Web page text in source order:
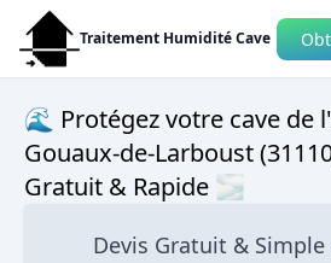
Traitement Humidité Cave
🌊 Protégez votre cave de
Gouaux-de-Larboust
Gratuit & Rapide 🌫
Devis Gratuit &